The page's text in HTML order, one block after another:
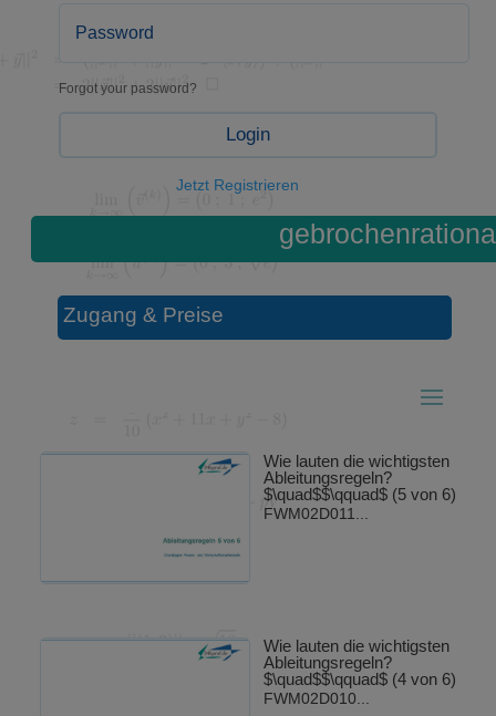
Forgot your password?
Login
Jetzt Registrieren
Zugang & Preise
Wie lauten die wichtigsten
Ableitungsregeln?
$\quad$$\qquad$ (5 von 6)
FWM02D011...
Wie lauten die wichtigsten
Ableitungsregeln?
$\quad$$\qquad$ (4 von 6)
FWM02D010...